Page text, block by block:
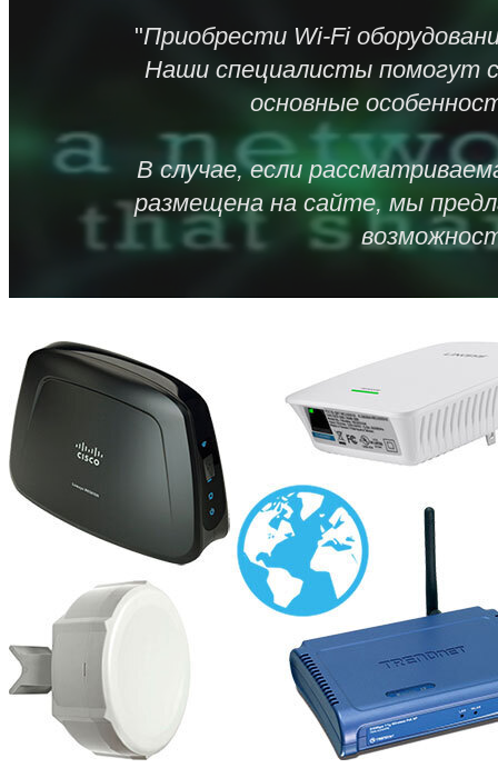
"Приобрести Wi-Fi
Наши специалисты помогут
основные
В случае, если
размещена на сайте, мы